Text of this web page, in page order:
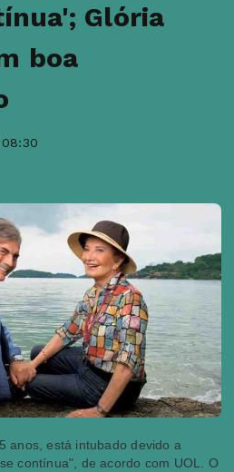
Glória
boa
anos, está intubado devido a
contínua", de acordo com UOL. O